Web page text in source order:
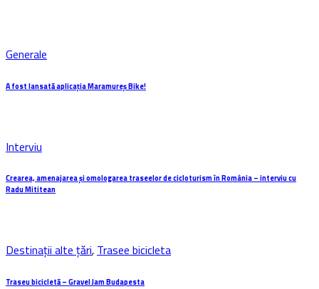
Generale
A fost lansată aplicația Maramureș Bike!
Interviu
Crearea, amenajarea și omologarea traseelor de cicloturism în România – interviu cu
Radu Mititean
Destinații alte țări, Trasee bicicleta
Traseu bicicletă – Gravel Jam Budapesta